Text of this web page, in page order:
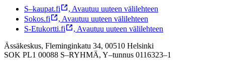
S–kaupat.fi , Avautuu uuteen välilehteen
Sokos.fi
, Avautuu uuteen välilehteen
S-Etukortti.fi
, Avautuu uuteen välilehteen
Ässäkeskus, Fleminginkatu 34, 00510 Helsinki
SOK PL1 00088 S–RYHMÄ, Y–tunnus 0116323–1